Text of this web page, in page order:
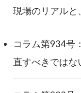
現場のリアルと
コラム第934号
直すべきではな